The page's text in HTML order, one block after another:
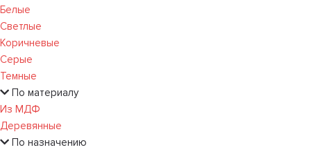
Белые
Светлые
Коричневые
Серые
Темные
По материалу
Из МДФ
Деревянные
По назначению